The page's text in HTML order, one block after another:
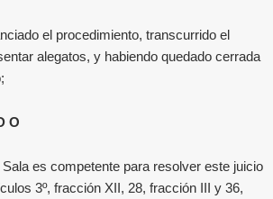
el procedimiento, transcurrido el
alegatos, y habiendo quedado cerrada
O
es competente para resolver este juicio
3º, fracción XII, 28, fracción III y 36,